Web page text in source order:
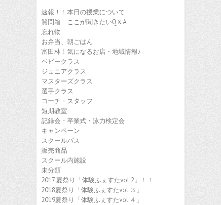
速報！！本日の授業について
質問箱 ここが聞きたいQ＆A
忘れ物
お弁当、朝ごはん
富田林！気になるお店・地域情報♪
ベビークラス
ジュニアクラス
マスターズクラス
選手クラス
コーチ・スタッフ
短期教室
記録会・卒業式・泳力検定会
キャンペーン
スクールバス
販売商品
スクール内施設
未分類
2017 夏祭り「体験ふぇすたvol.2」！！
2018夏祭り「体験ふぇすたvol.３」
2019夏祭り「体験ふぇすたvol.４」